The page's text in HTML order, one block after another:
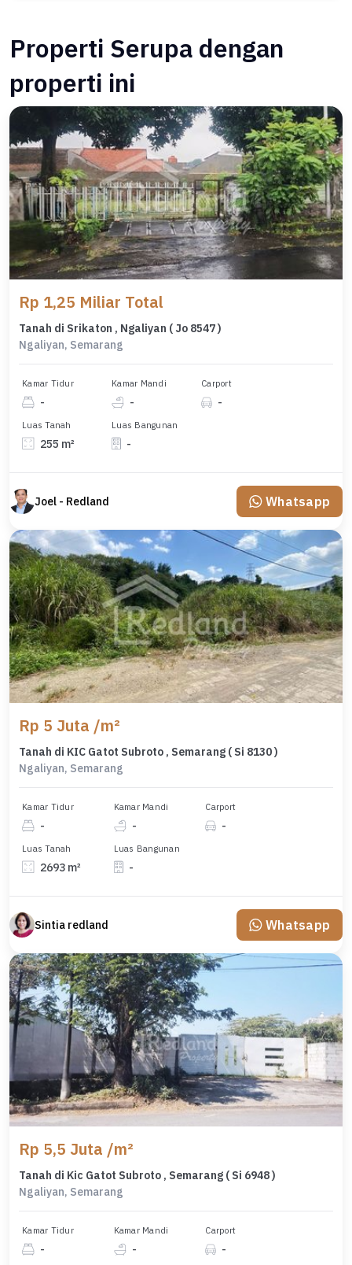
Properti Serupa dengan
properti ini
Rp 1,25 Miliar Total
Tanah di Srikaton , Ngaliyan ( Jo 8547 )
Ngaliyan, Semarang
Kamar Tidur
-
Kamar Mandi
-
Carport
-
Luas Tanah
255 m²
Luas Bangunan
-
Joel - Redland Whatsapp
Rp 5 Juta /m²
Tanah di KIC Gatot Subroto , Semarang ( Si 8130 )
Ngaliyan, Semarang
Kamar Tidur
-
Kamar Mandi
-
Carport
-
Luas Tanah
2693 m²
Luas Bangunan
-
Sintia redland Whatsapp
Rp 5,5 Juta /m²
Tanah di Kic Gatot Subroto , Semarang ( Si 6948 )
Ngaliyan, Semarang
Kamar Tidur
-
Kamar Mandi
-
Carport
-